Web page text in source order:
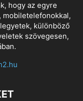
hogy az egyre
mobiletelefonokkal,
különböző
szövegesen,